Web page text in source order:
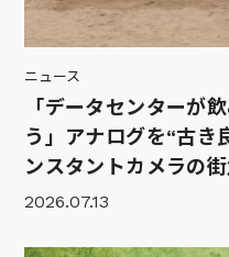
ニュース
「データセンターが
う」アナログを“古き
ンスタントカメラの
2026.07.13